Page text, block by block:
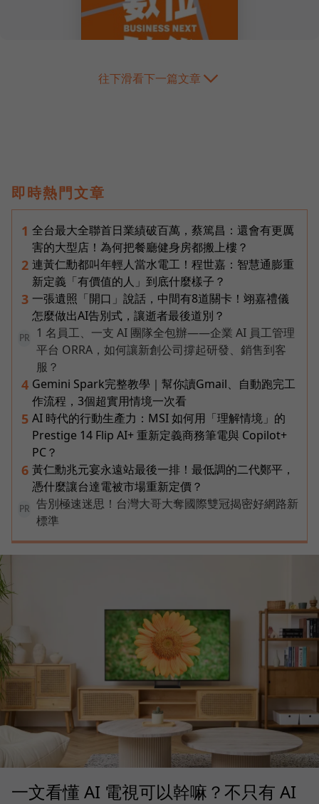
往下滑看下一篇文章
即時熱門文章
1 全台最大全聯首日業績破百萬，蔡篤昌：還會有更厲
害的大型店！為何把餐廳健身房都搬上樓？
2 連黃仁勳都叫年輕人當水電工！程世嘉：智慧通膨重
新定義「有價值的人」到底什麼樣子？
3 一張遺照「開口」說話，中間有8道關卡！翊嘉禮儀
怎麼做出AI告別式，讓逝者最後道別？
PR
1 名員工、一支 AI 團隊全包辦——企業 AI 員工管理
平台 ORRA，如何讓新創公司撐起研發、銷售到客
服？
4 Gemini Spark完整教學｜幫你讀Gmail、自動跑完工
作流程，3個超實用情境一次看
5 AI 時代的行動生產力：MSI 如何用「理解情境」的
Prestige 14 Flip AI+ 重新定義商務筆電與 Copilot+
PC？
6 黃仁勳兆元宴永遠站最後一排！最低調的二代鄭平，
憑什麼讓台達電被市場重新定價？
PR
告別極速迷思！台灣大哥大奪國際雙冠揭密好網路新
標準
一文看懂 AI 電視可以幹嘛？不只有 AI